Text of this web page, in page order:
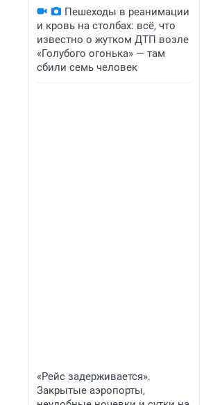
Пешеходы в реанимации
и кровь на столбах: всё, что
известно о жутком ДТП возле
«Голубого огонька» — там
сбили семь человек
«Рейс задерживается».
Закрытые аэропорты,